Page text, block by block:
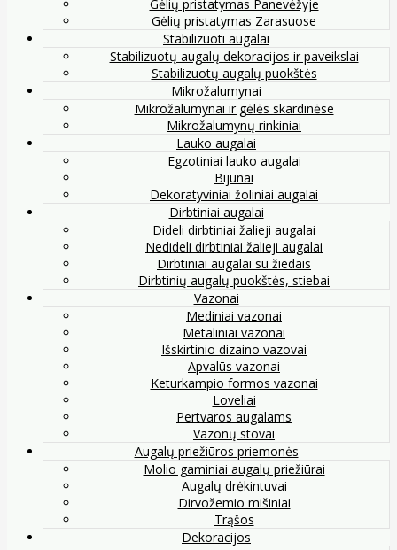
Gėlių pristatymas Panevėžyje
Gėlių pristatymas Zarasuose
Stabilizuoti augalai
Stabilizuotų augalų dekoracijos ir paveikslai
Stabilizuotų augalų puokštės
Mikrožalumynai
Mikrožalumynai ir gėlės skardinėse
Mikrožalumynų rinkiniai
Lauko augalai
Egzotiniai lauko augalai
Bijūnai
Dekoratyviniai žoliniai augalai
Dirbtiniai augalai
Dideli dirbtiniai žalieji augalai
Nedideli dirbtiniai žalieji augalai
Dirbtiniai augalai su žiedais
Dirbtinių augalų puokštės, stiebai
Vazonai
Mediniai vazonai
Metaliniai vazonai
Išskirtinio dizaino vazovai
Apvalūs vazonai
Keturkampio formos vazonai
Loveliai
Pertvaros augalams
Vazonų stovai
Augalų priežiūros priemonės
Molio gaminiai augalų priežiūrai
Augalų drėkintuvai
Dirvožemio mišiniai
Trąšos
Dekoracijos